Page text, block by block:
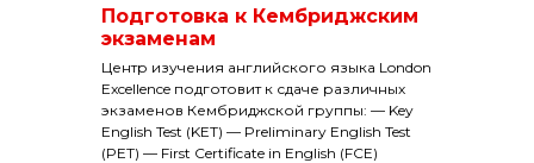
Подготовка к Кембриджским
экзаменам
Центр изучения английского языка London
Excellence подготовит к сдаче различных
экзаменов Кембриджской группы: — Key
English Test (KET) — Preliminary English Test
(PET) — First Certificate in English (FCE)